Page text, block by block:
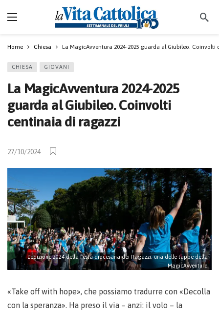
Home Chiesa La MagicAvventura 2024-2025 guarda al Giubileo.
CHIESA GIOVANI
La MagicAvventura 2024-2025
guarda al Giubileo. Coinvolti
centinaia di ragazzi
27/10/2024
L'edizione 2024 della Festa diocesana dei Ragazzi, una delle tappe della
MagicAvventura
«Take off with hope», che possiamo tradurre con «Decolla
con la speranza». Ha preso il via – anzi: il volo – la